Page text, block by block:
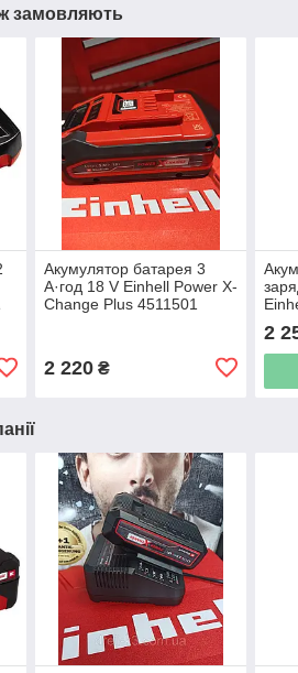
замовляють
Акумулятор батарея 3
А·год 18 V Einhell Power X-
Change Plus 4511501
2 220₴
2